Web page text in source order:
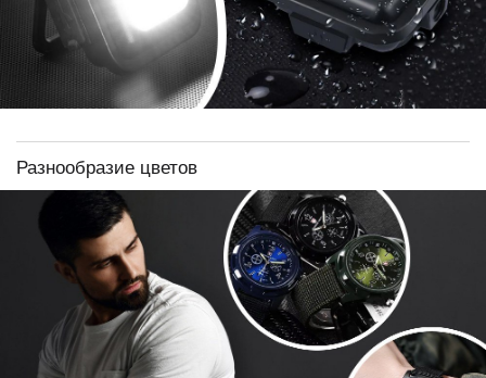
Разнообразие цветов